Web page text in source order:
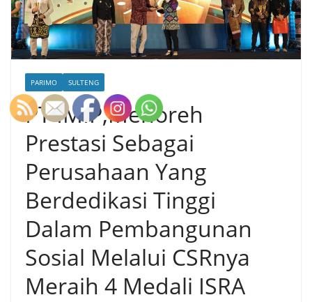
PARIMO SULTENG
PT IMIP,Menoreh
Prestasi Sebagai
Perusahaan Yang
Berdedikasi Tinggi
Dalam Pembangunan
Sosial Melalui CSRnya
Meraih 4 Medali ISRA